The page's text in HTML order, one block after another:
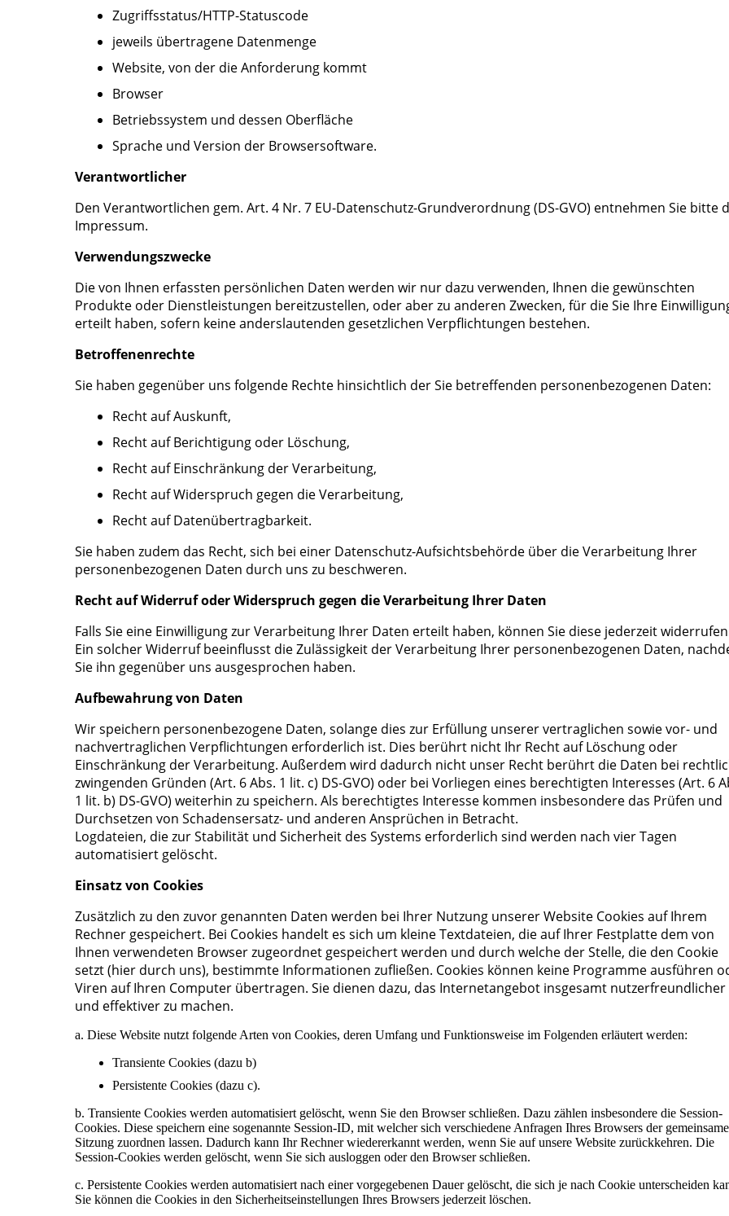
Zugriffsstatus/HTTP-Statuscode
jeweils übertragene Datenmenge
Website, von der die Anforderung kommt
Browser
Betriebssystem und dessen Oberfläche
Sprache und Version der Browsersoftware.
Verantwortlicher
Den Verantwortlichen gem. Art. 4 Nr. 7 EU-Datenschutz-Grundverordnung (DS-GVO) entnehmen Sie bitte
Impressum.
Verwendungszwecke
Die von Ihnen erfassten persönlichen Daten werden wir nur dazu verwenden, Ihnen die gewünschten
Produkte oder Dienstleistungen bereitzustellen, oder aber zu anderen Zwecken, für die Sie Ihre
erteilt haben, sofern keine anderslautenden gesetzlichen Verpflichtungen bestehen.
Betroffenenrechte
Sie haben gegenüber uns folgende Rechte hinsichtlich der Sie betreffenden personenbezogenen Daten:
Recht auf Auskunft,
Recht auf Berichtigung oder Löschung,
Recht auf Einschränkung der Verarbeitung,
Recht auf Widerspruch gegen die Verarbeitung,
Recht auf Datenübertragbarkeit.
Sie haben zudem das Recht, sich bei einer Datenschutz-Aufsichtsbehörde über die Verarbeitung Ihrer
personenbezogenen Daten durch uns zu beschweren.
Recht auf Widerruf oder Widerspruch gegen die Verarbeitung Ihrer Daten
Falls Sie eine Einwilligung zur Verarbeitung Ihrer Daten erteilt haben, können Sie diese jederzeit
Ein solcher Widerruf beeinflusst die Zulässigkeit der Verarbeitung Ihrer personenbezogenen Daten,
Sie ihn gegenüber uns ausgesprochen haben.
Aufbewahrung von Daten
Wir speichern personenbezogene Daten, solange dies zur Erfüllung unserer vertraglichen sowie vor- und
nachvertraglichen Verpflichtungen erforderlich ist. Dies berührt nicht Ihr Recht auf Löschung oder
Einschränkung der Verarbeitung. Außerdem wird dadurch nicht unser Recht berührt die Daten bei
zwingenden Gründen (Art. 6 Abs. 1 lit. c) DS-GVO) oder bei Vorliegen eines berechtigten Interesses (Art. 6
1 lit. b) DS-GVO) weiterhin zu speichern. Als berechtigtes Interesse kommen insbesondere das Prüfen und
Durchsetzen von Schadensersatz- und anderen Ansprüchen in Betracht.
Logdateien, die zur Stabilität und Sicherheit des Systems erforderlich sind werden nach vier Tagen
automatisiert gelöscht.
Einsatz von Cookies
Zusätzlich zu den zuvor genannten Daten werden bei Ihrer Nutzung unserer Website Cookies auf Ihrem
Rechner gespeichert. Bei Cookies handelt es sich um kleine Textdateien, die auf Ihrer Festplatte dem von
Ihnen verwendeten Browser zugeordnet gespeichert werden und durch welche der Stelle, die den Cookie
setzt (hier durch uns), bestimmte Informationen zufließen. Cookies können keine Programme ausführen
Viren auf Ihren Computer übertragen. Sie dienen dazu, das Internetangebot insgesamt nutzerfreundlicher
und effektiver zu machen.
a. Diese Website nutzt folgende Arten von Cookies, deren Umfang und Funktionsweise im Folgenden erläutert werden:
Transiente Cookies (dazu b)
Persistente Cookies (dazu c).
b. Transiente Cookies werden automatisiert gelöscht, wenn Sie den Browser schließen. Dazu zählen insbesondere die Session-
Cookies. Diese speichern eine sogenannte Session-ID, mit welcher sich verschiedene Anfragen Ihres Browsers der
Sitzung zuordnen lassen. Dadurch kann Ihr Rechner wiedererkannt werden, wenn Sie auf unsere Website zurückkehren. Die
Session-Cookies werden gelöscht, wenn Sie sich ausloggen oder den Browser schließen.
c. Persistente Cookies werden automatisiert nach einer vorgegebenen Dauer gelöscht, die sich je nach Cookie unterscheiden
Sie können die Cookies in den Sicherheitseinstellungen Ihres Browsers jederzeit löschen.